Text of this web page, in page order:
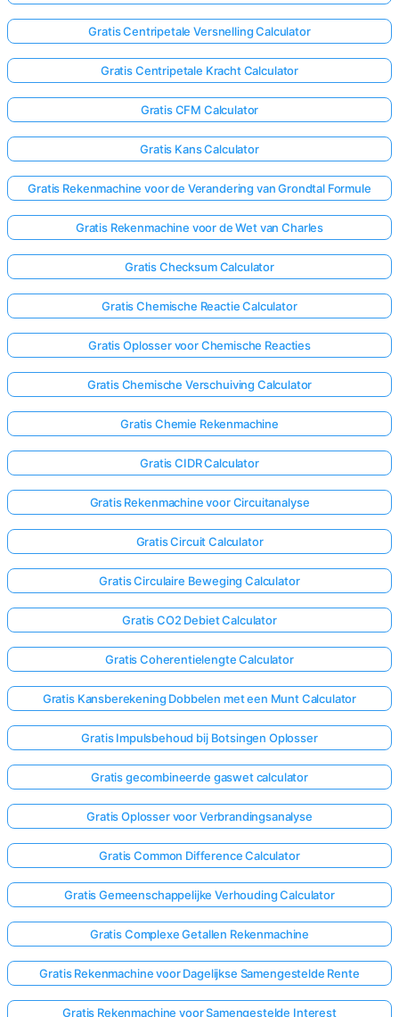
Gratis Centripetale Versnelling Calculator
Gratis Centripetale Kracht Calculator
Gratis CFM Calculator
Gratis Kans Calculator
Gratis Rekenmachine voor de Verandering van Grondtal Formule
Gratis Rekenmachine voor de Wet van Charles
Gratis Checksum Calculator
Gratis Chemische Reactie Calculator
Gratis Oplosser voor Chemische Reacties
Gratis Chemische Verschuiving Calculator
Gratis Chemie Rekenmachine
Gratis CIDR Calculator
Gratis Rekenmachine voor Circuitanalyse
Gratis Circuit Calculator
Gratis Circulaire Beweging Calculator
Gratis CO2 Debiet Calculator
Gratis Coherentielengte Calculator
Gratis Kansberekening Dobbelen met een Munt Calculator
Gratis Impulsbehoud bij Botsingen Oplosser
Gratis gecombineerde gaswet calculator
Gratis Oplosser voor Verbrandingsanalyse
Gratis Common Difference Calculator
Gratis Gemeenschappelijke Verhouding Calculator
Gratis Complexe Getallen Rekenmachine
Gratis Rekenmachine voor Dagelijkse Samengestelde Rente
Gratis Rekenmachine voor Samengestelde Interest